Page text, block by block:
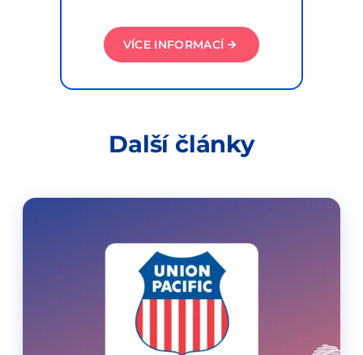
VÍCE INFORMACÍ
Další články